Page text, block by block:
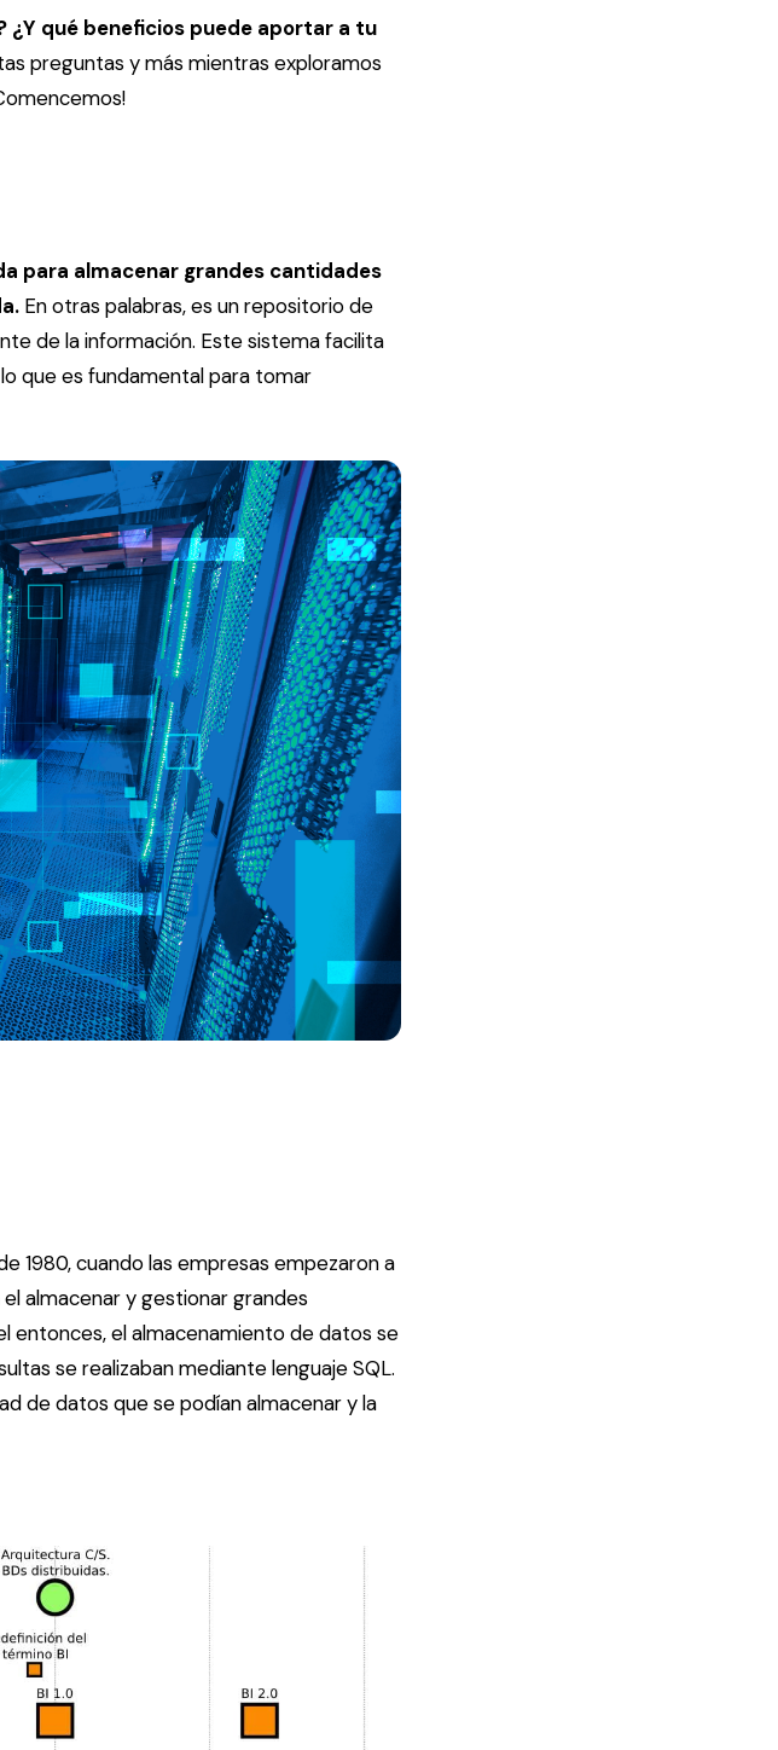
¿Y qué beneficios puede aportar a tu
preguntas y más mientras exploramos
para almacenar grandes cantidades
En otras palabras, es un repositorio de
de la información. Este sistema facilita
que es fundamental para tomar
1980, cuando las empresas empezaron a
almacenar y gestionar grandes
entonces, el almacenamiento de datos se
se realizaban mediante lenguaje SQL.
de datos que se podían almacenar y la